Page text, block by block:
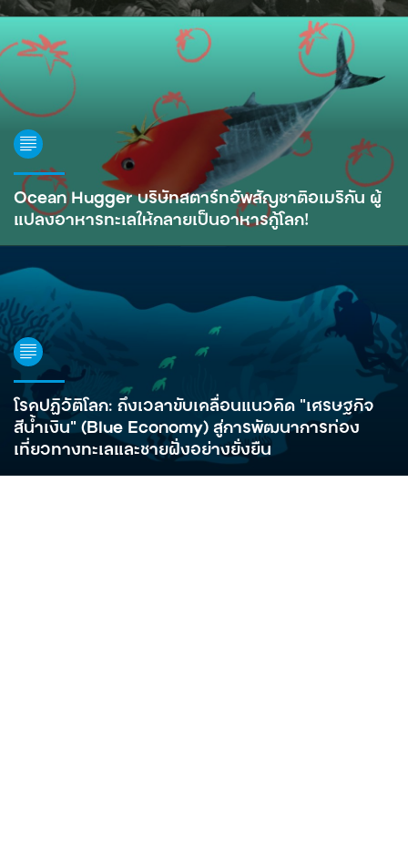
Ocean Hugger บริษัทสตาร์ทอัพสัญชาติอเมริกัน ผู้
แปลงอาหารทะเลให้กลายเป็นอาหารกู้โลก!
โรคปฏิวัติโลก: ถึงเวลาขับเคลื่อนแนวคิด “เศรษฐกิจ
สีน้ำเงิน” (Blue Economy) สู่การพัฒนาการท่อง
เที่ยวทางทะเลและชายฝั่งอย่างยั่งยืน